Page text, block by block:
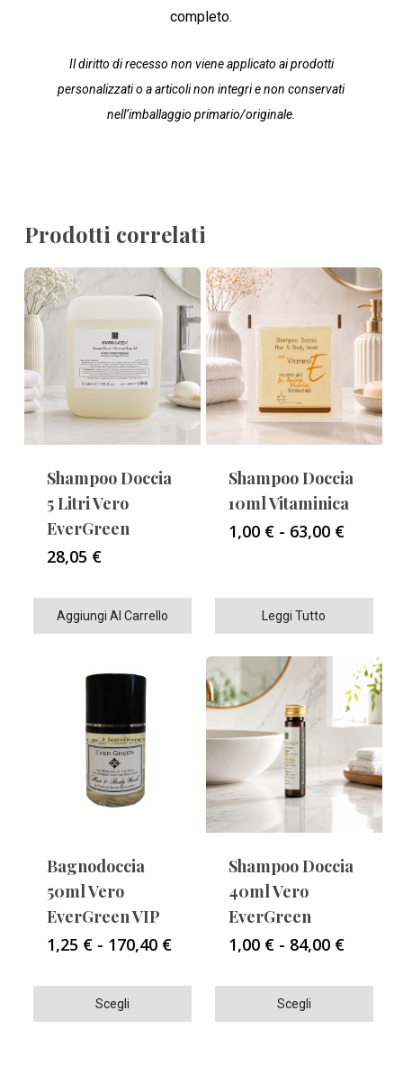
completo.
Il diritto di recesso non viene applicato ai prodotti
personalizzati o a articoli non integri e non conservati
nell’imballaggio primario/originale.
Prodotti correlati
Aggiungi Al Carrello
Shampoo Doccia
5 Litri Vero
EverGreen
28,05 €
Leggi Tutto
Shampoo Doccia
10ml Vitaminica
1,00 € - 63,00 €Fascia
a
Scegli
prodotto
Bagnodoccia
50ml Vero
EverGreen VIP
1,25 € - 170,40 €Fascia
prezzo:
1,25 €
Scegli
prodotto
Shampoo Doccia
40ml Vero
EverGreen
1,00 € - 84,00 €Fascia
prezzo:
1,00 €